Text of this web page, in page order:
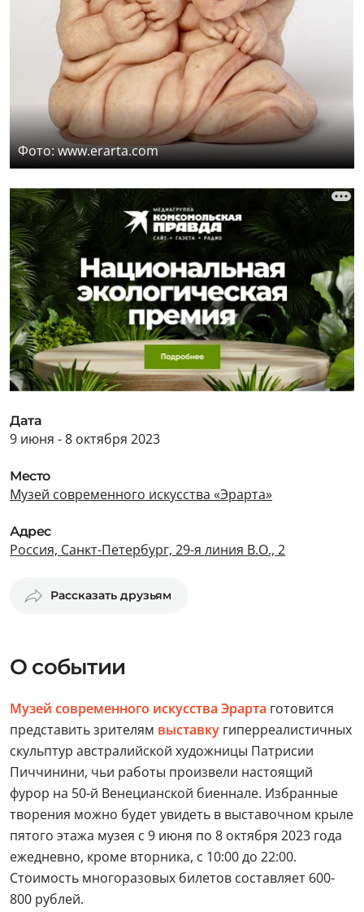
Фото: www.erarta.com
Дата
9 июня - 8 октября 2023
Место
Музей современного искусства «Эрарта»
Адрес
Россия, Санкт-Петербург, 29-я линия В.О., 2
Рассказать друзьям
О событии
Музей современного искусства Эрарта готовится
представить зрителям выставку гиперреалистичных
скульптур австралийской художницы Патрисии
Пиччинини, чьи работы произвели настоящий
фурор на 50-й Венецианской биеннале. Избранные
творения можно будет увидеть в выставочном крыле
пятого этажа музея с 9 июня по 8 октября 2023 года
ежедневно, кроме вторника, с 10:00 до 22:00.
Стоимость многоразовых билетов составляет 600-
800 рублей.